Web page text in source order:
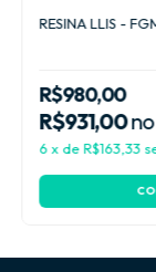
RESINA LLIS -
R$980,00
R$931,00
6x deR$163,33